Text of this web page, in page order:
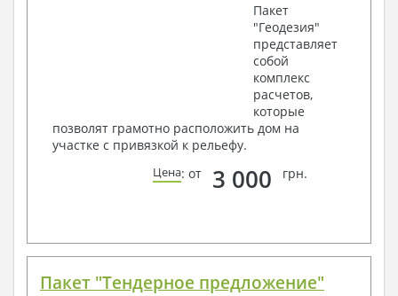
Пакет
"Геодезия"
представляет
собой
комплекс
расчетов,
которые
позволят грамотно расположить дом на
участке с привязкой к рельефу.
Цена: от 3 000 грн.
Пакет "Тендерное предложение"